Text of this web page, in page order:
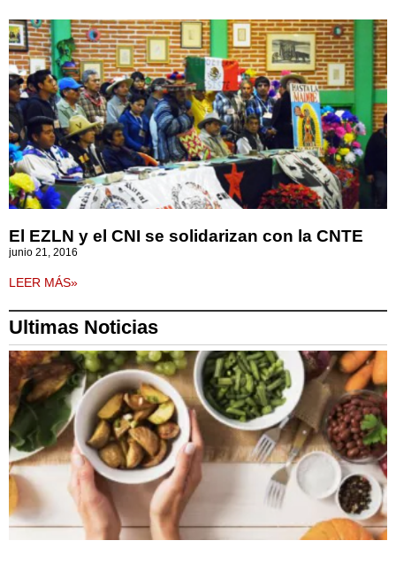
El EZLN y el CNI se solidarizan con la CNTE
junio 21, 2016
LEER MÁS»
Ultimas Noticias